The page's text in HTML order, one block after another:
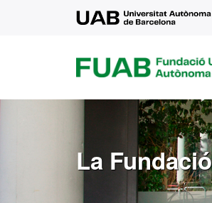
FUAB
FUNDACIÓ
UNIVERSITAT
AUTÒNOMA
BARCELONA
La